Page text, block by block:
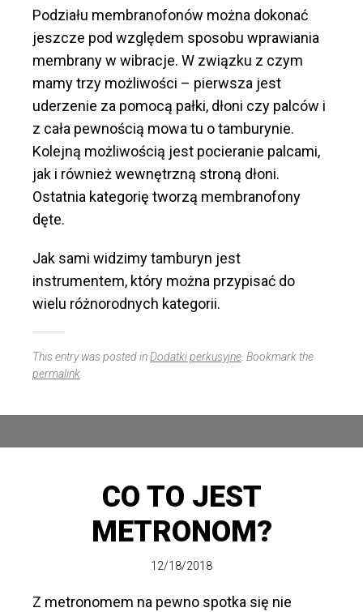
Podziału membranofonów można dokonać
jeszcze pod względem sposobu wprawiania
membrany w wibracje. W związku z czym
mamy trzy możliwości – pierwsza jest
uderzenie za pomocą pałki, dłoni czy palców i
z cała pewnością mowa tu o tamburynie.
Kolejną możliwością jest pocieranie palcami,
jak i również wewnętrzną stroną dłoni.
Ostatnia kategorię tworzą membranofony
dęte.
Jak sami widzimy tamburyn jest
instrumentem, który można przypisać do
wielu różnorodnych kategorii.
This entry was posted inDodatki perkusyjne. Bookmark the
permalink.
CO TO JEST
METRONOM?
12/18/2018
Z metronomem na pewno spotka się nie